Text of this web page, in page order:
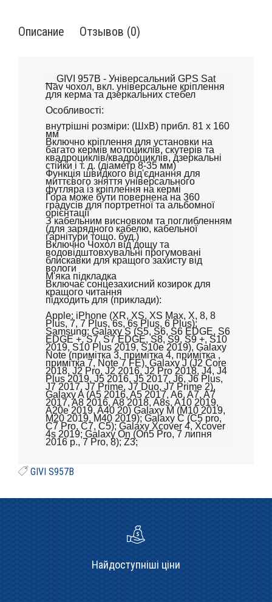
Описание Отзывов (0)
__GIVI 957B - Універсальний GPS Sat
Nav чохол, вкл. універсальне кріплення
для керма та дзеркальних стебел
Особливості:
внутрішні розміри: (ШхВ) прибл. 81 х 160
мм
Включно кріплення для установки на
багато кермів мотоциклів, скутерів та
квадроциклів/квадроциклів, дзеркальні
стійки і т. д. (діаметр 8-35 мм)
Функція швидкого від'єднання для
миттєвого зняття універсального
футляра із кріплення на кермі
Гора може бути повернена на 360
градусів для портретної та альбомної
орієнтації
З кабельним висновком та поглибленням
(для зарядного кабелю, кабельної
гарнітури тощо. буд.)
Включно Чохол від дощу та
водовідштовхувальні прогумовані
блискавки для кращого захисту від
вологи
М'яка підкладка
Включає сонцезахисний козирок для
кращого читання
підходить для (приклади):
Apple: iPhone (XR, XS, XS Max, X, 8, 8
Plus, 7, 7 Plus, 6s, 6s Plus, 6 Plus);
Samsung: Galaxy S (S5, S6, S6 EDGE, S6
EDGE +, S7, S7 EDGE, S8, S9, S9 +, S10
2019, S10 Plus 2019, S10e 2019), Galaxy
Note (примітка 3, примітка 4, примітка ,
примітка 7, Note 7 FE), Galaxy J (J2 Core
2018, J2 Pro, J2 2016, J2 Pro 2018, J4, J4
Plus 2019, J5 2016, J5 2017, J6, J6 Plus,
J7 2017, J7 Prime, J7 Duo, J7 Prime 2),
Galaxy A (A5 2016, A5 2017, A6, A7, A7
2017, A8 2016, A8 2018, A8s, A10 2019,
A20e 2019, A40 20) Galaxy M (M10 2019,
M20 2019, M40 2019); Galaxy C (C5 pro,
C7 Pro, C7, C5); Galaxy Xcover 4, Xcover
4s 2019; Galaxy On (On5 Pro, 7 липня
2016 р., 7 Pro, 8); Z3;
GIVI S957B
Найдоступніші ціни